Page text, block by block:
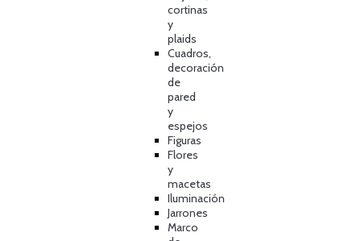
cortinas
y
plaids
Cuadros,
decoración
de
pared
y
espejos
Figuras
Flores
y
macetas
Iluminación
Jarrones
Marco